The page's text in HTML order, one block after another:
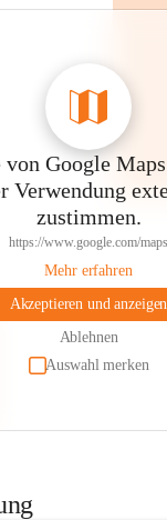
Google
Verwendung
zustimmen.
https://www.google.com/maps
Mehr erfahren
Akzeptieren und anzeigen
Ablehnen
Auswahl merken